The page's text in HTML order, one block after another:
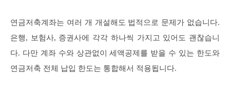
연금저축계좌는 여러 개 개설해도 법적으로 문제가 없습니다.
은행, 보험사, 증권사에 각각 하나씩 가지고 있어도 괜찮습니
다. 다만 계좌 수와 상관없이 세액공제를 받을 수 있는 한도와
연금저축 전체 납입 한도는 통합해서 적용됩니다.